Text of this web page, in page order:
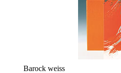
Barock weiss